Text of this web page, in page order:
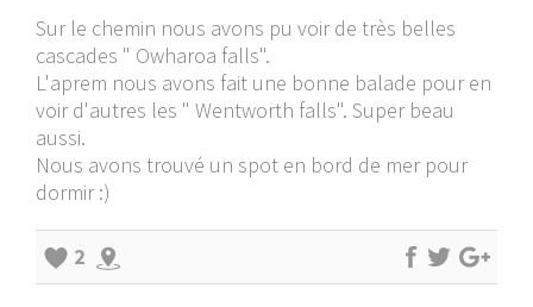
Sur le chemin nous avons pu voir de très belles
cascades " Owharoa falls".
L'aprem nous avons fait une bonne balade pour en
voir d'autres les " Wentworth falls". Super beau
aussi.
Nous avons trouvé un spot en bord de mer pour
dormir :)
2